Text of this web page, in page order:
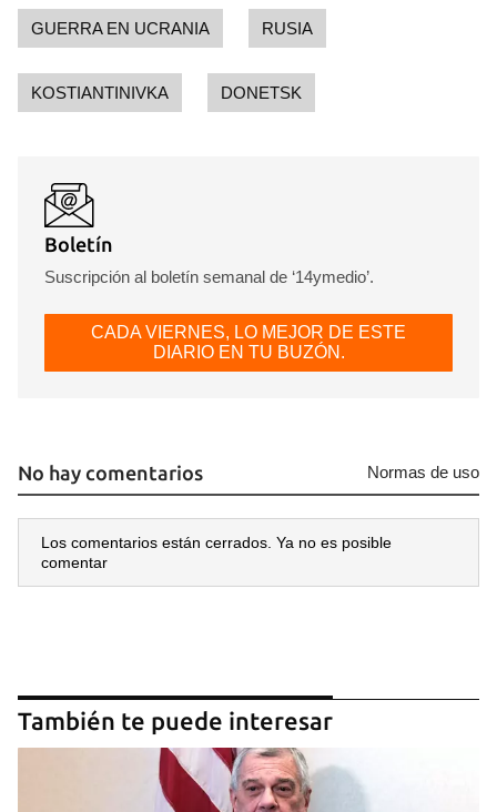
GUERRA EN UCRANIA RUSIA
KOSTIANTINIVKA DONETSK
Boletín
Suscripción al boletín semanal de ‘14ymedio’.
CADA VIERNES, LO MEJOR DE ESTE
DIARIO EN TU BUZÓN.
No hay comentarios Normas de uso
Los comentarios están cerrados. Ya no es posible
comentar
También te puede interesar